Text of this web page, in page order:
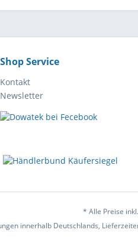
Shop Service
Kontakt
Newsletter
* Alle Preise
innerhalb Deutschlands,